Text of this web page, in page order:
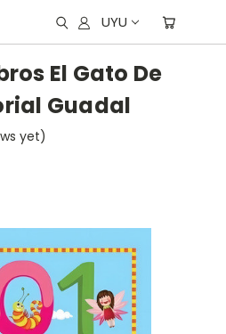
UYU
El Gato De
Guadal
yet)